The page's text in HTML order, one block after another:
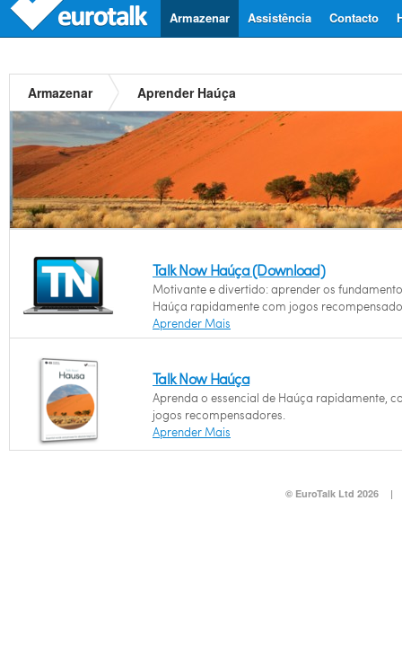
Contacto
Assistência
Armazenar
Armazenar Aprender Haúça
Talk Now Haúça (Download)
Motivante e divertido: aprender os
Haúça rapidamente com jogos
Aprender Mais
Talk Now Haúça
Aprenda o essencial de Haúça rapidamente,
jogos recompensadores.
Aprender Mais
© EuroTalk Ltd 2026 |